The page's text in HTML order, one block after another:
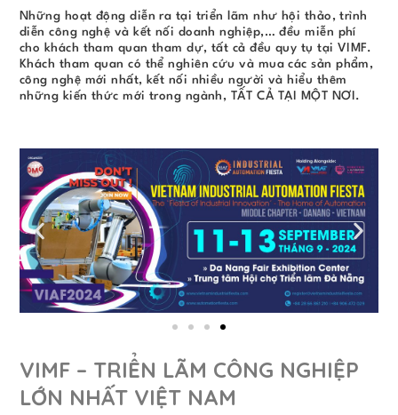
Những hoạt động diễn ra tại triển lãm như hội thảo, trình
diễn công nghệ và kết nối doanh nghiệp,… đều miễn phí
cho khách tham quan tham dự, tất cả đều quy tụ tại VIMF.
Khách tham quan có thể nghiên cứu và mua các sản phẩm,
công nghệ mới nhất, kết nối nhiều người và hiểu thêm
những kiến thức mới trong ngành, TẤT CẢ TẠI MỘT NƠI.
VIMF – TRIỂN LÃM CÔNG NGHIỆP
LỚN NHẤT VIỆT NAM